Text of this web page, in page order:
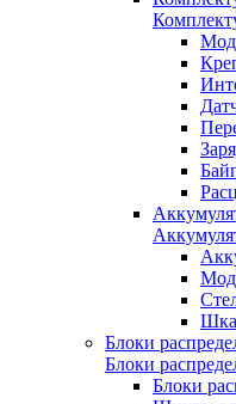
Блоки
Блоки
Блоки